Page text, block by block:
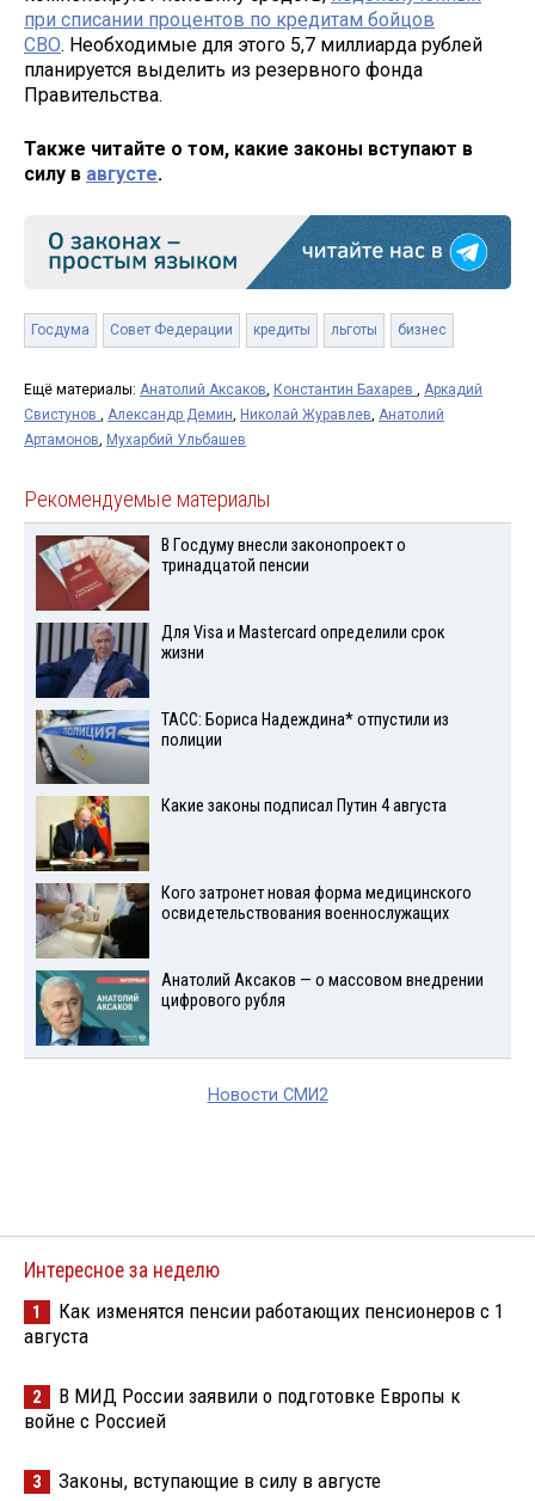
при списании процентов по кредитам бойцов
СВО. Необходимые для этого 5,7 миллиарда рублей
планируется выделить из резервного фонда
Правительства.
Также читайте о том, какие законы вступают в
силу в августе.
Госдума Совет Федерации кредиты льготы бизнес
Ещё материалы: Анатолий Аксаков, Константин Бахарев , Аркадий
Свистунов , Александр Демин, Николай Журавлев, Анатолий
Артамонов, Мухарбий Ульбашев
Рекомендуемые материалы
В Госдуму внесли законопроект о
тринадцатой пенсии
Для Visа и Mastercard определили срок
жизни
ТАСС: Бориса Надеждина* отпустили из
полиции
Какие законы подписал Путин 4 августа
Кого затронет новая форма медицинского
освидетельствования военнослужащих
Анатолий Аксаков — о массовом внедрении
цифрового рубля
Новости СМИ2
Интересное за неделю
1
Как изменятся пенсии работающих пенсионеров с 1
августа
2
В МИД России заявили о подготовке Европы к
войне с Россией
3 Законы, вступающие в силу в августе